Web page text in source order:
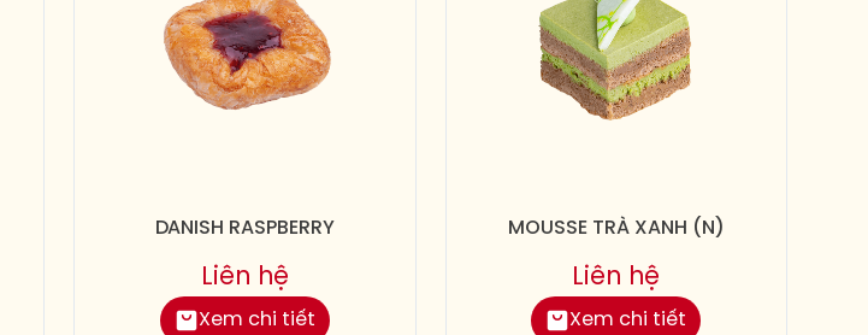
DANISH RASPBERRY
Xem chi tiết
Liên hệ
MOUSSE TRÀ XANH (N)
Xem chi tiết
Liên hệ